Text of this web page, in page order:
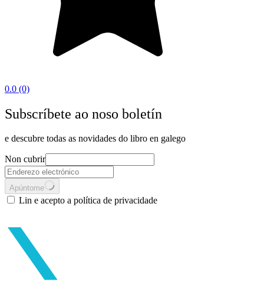
0.0 (0)
Subscríbete ao noso boletín
e descubre todas as novidades do libro en galego
Non cubrir
Apúntome
Lin e acepto a política de privacidade